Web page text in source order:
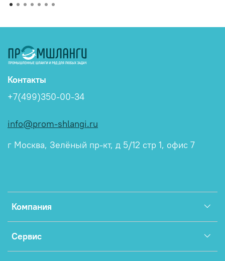
Компания
Сервис
Контакты
+7(499)350-00-34
info@prom-shlangi.ru
г Москва, Зелёный пр-кт, д 5/12 стр 1, офис 7